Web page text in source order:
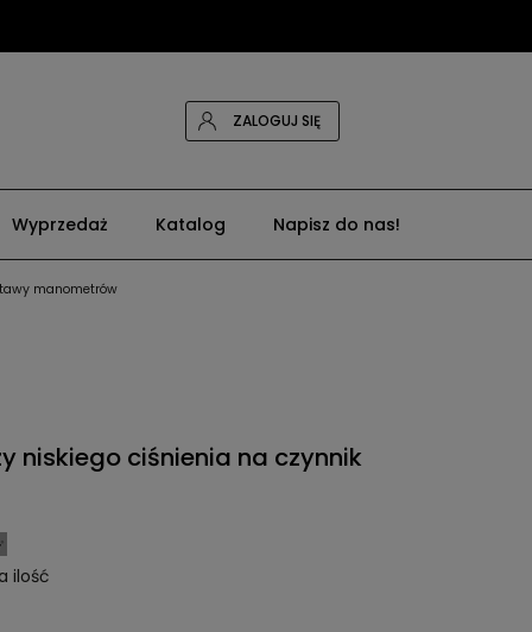
ZALOGUJ SIĘ
Wyprzedaż Katalog Napisz do nas!
manometrów
niskiego ciśnienia na czynnik
ilość